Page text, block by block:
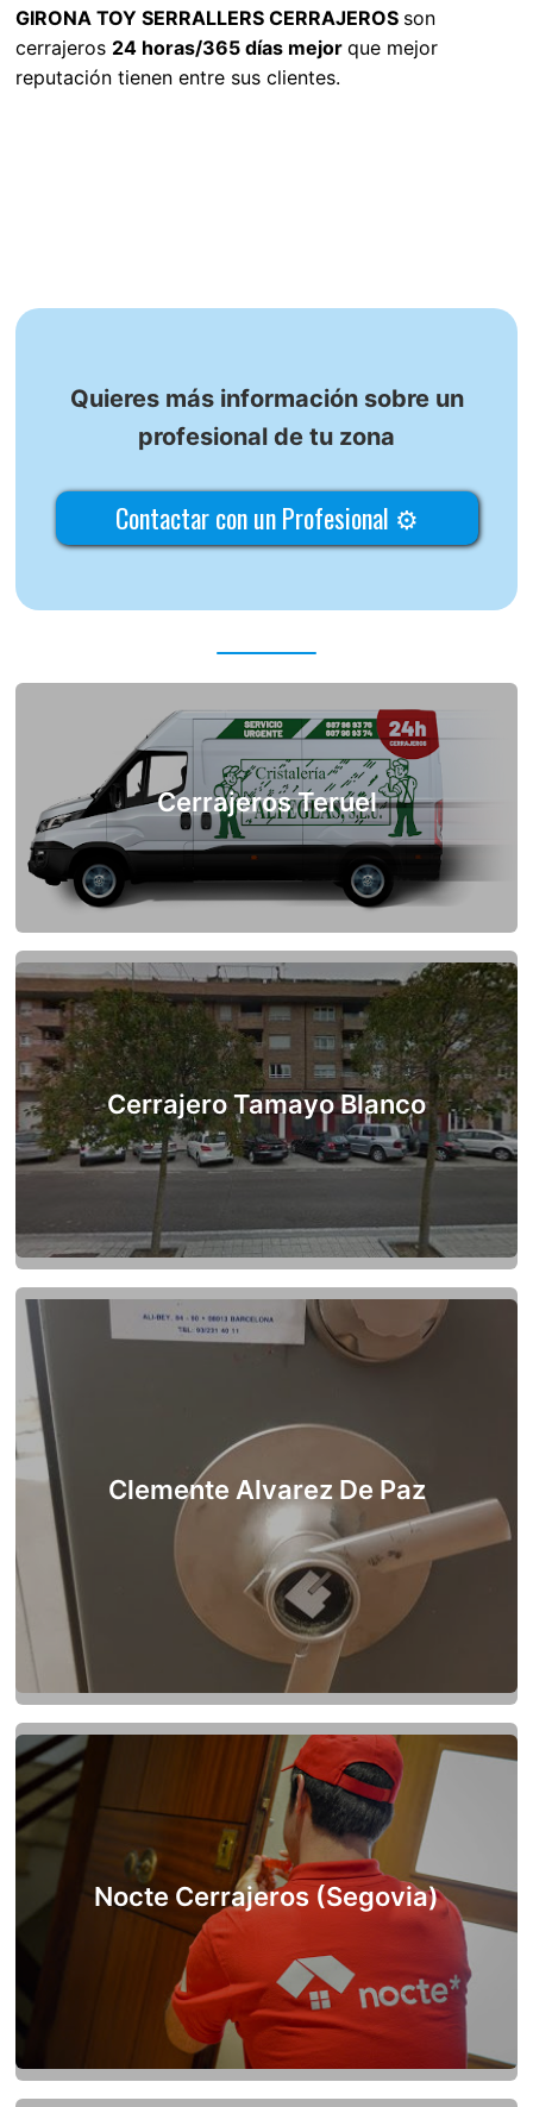
GIRONA TOY SERRALLERS CERRAJEROS son
cerrajeros 24 horas/365 días mejor que mejor
reputación tienen entre sus clientes.
Quieres más información sobre un
profesional de tu zona
Contactar con un Profesional ⚙
Cerrajeros Teruel
Cerrajero Tamayo Blanco
Clemente Alvarez De Paz
Nocte Cerrajeros (Segovia)